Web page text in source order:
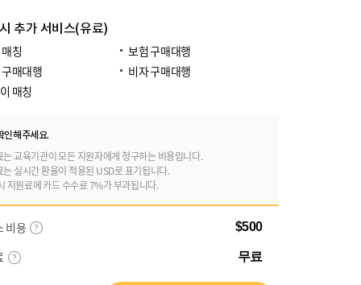
추가 서비스(유료)
칭
보험 구매대행
매대행
비자 구매대행
매칭
인해주세요.
교육기관이 모든 지원자에게 청구하는 비용입니다.
실시간 환율이 적용된 USD로 표기됩니다.
지원료에 카드 수수료 7%가 부과됩니다.
비용 $500
무료